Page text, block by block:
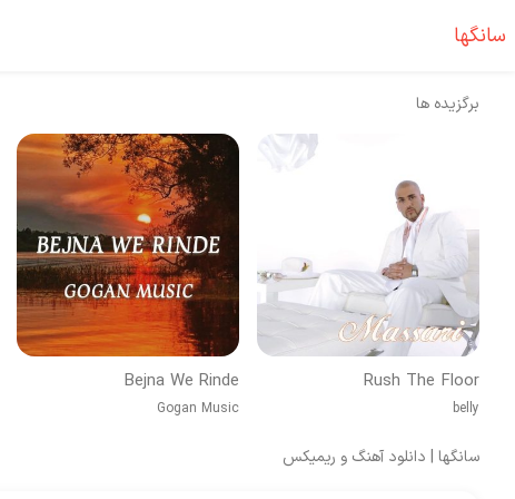
سانگها
برگزیده ها
Rush The Floor
belly
Bejna We Rinde
Gogan Music
سانگها | دانلود آهنگ و ریمیکس